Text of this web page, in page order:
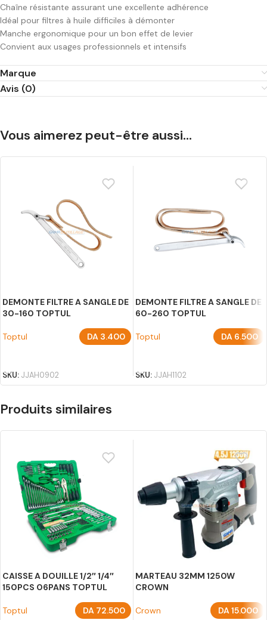
Chaîne résistante assurant une excellente adhérence
Idéal pour filtres à huile difficiles à démonter
Manche ergonomique pour un bon effet de levier
Convient aux usages professionnels et intensifs
Marque
Avis (0)
Vous aimerez peut-être aussi…
DEMONTE FILTRE A SANGLE DE
30-160 TOPTUL
Toptul DA 3.400
SKU: JJAH0902
DEMONTE FILTRE A SANGLE DE
60-260 TOPTUL
Toptul DA 6.500
SKU: JJAH1102
Produits similaires
CAISSE A DOUILLE 1/2″ 1/4″
150PCS 06PANS TOPTUL
Toptul DA 72.500
MARTEAU 32MM 1250W
CROWN
Crown DA15.000